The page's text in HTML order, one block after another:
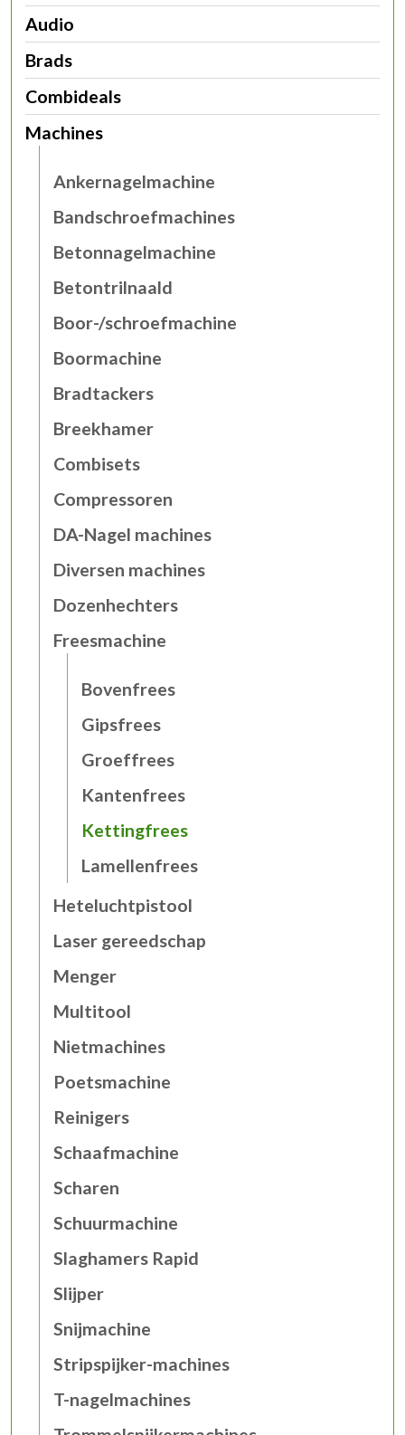
Audio
Brads
Combideals
Machines
Ankernagelmachine
Bandschroefmachines
Betonnagelmachine
Betontrilnaald
Boor-/schroefmachine
Boormachine
Bradtackers
Breekhamer
Combisets
Compressoren
DA-Nagel machines
Diversen machines
Dozenhechters
Freesmachine
Bovenfrees
Gipsfrees
Groeffrees
Kantenfrees
Kettingfrees
Lamellenfrees
Heteluchtpistool
Laser gereedschap
Menger
Multitool
Nietmachines
Poetsmachine
Reinigers
Schaafmachine
Scharen
Schuurmachine
Slaghamers Rapid
Slijper
Snijmachine
Stripspijker-machines
T-nagelmachines